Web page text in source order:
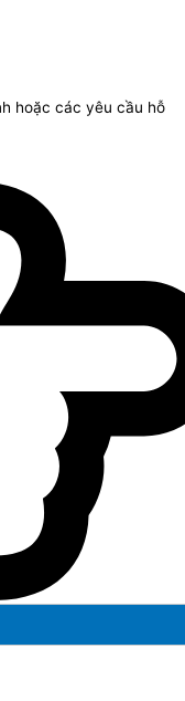
hoặc các yêu cầu hỗ